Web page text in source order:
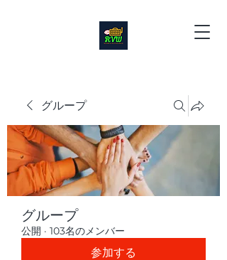
グループ
グループ
公開 · 103名のメンバー
参加する